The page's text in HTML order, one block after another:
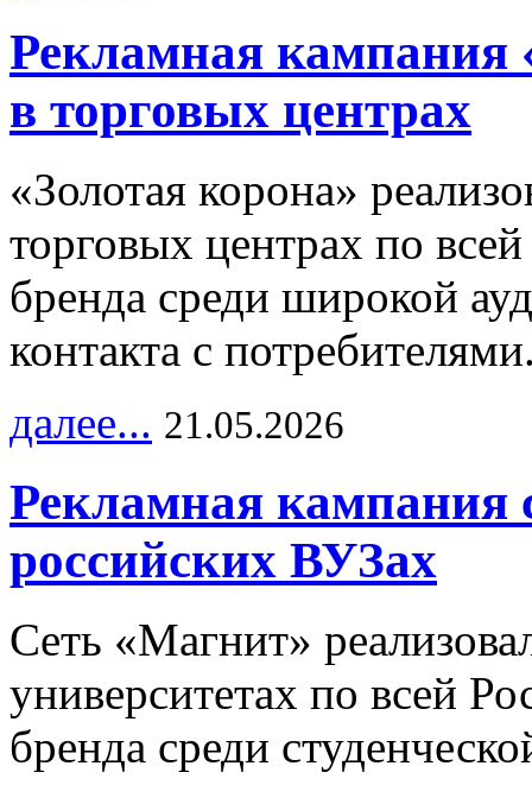
Рекламная кампания
в торговых центрах
«Золотая корона»
торговых центрах по
бренда среди широкой
контакта с
далее... 21.05.2026
Рекламная кампания
российских ВУЗах
Сеть «Магнит»
университетах по всей
бренда среди